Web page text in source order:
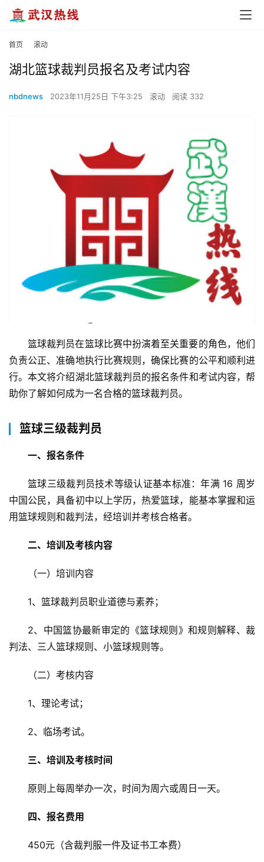
首页 滚动
湖北篮球裁判员报名及考试内容
nbdnews 2023年11月25日 下午3:25 滚动 阅读 332
篮球裁判员在篮球比赛中扮演着至关重要的角色，他们
负责公正、准确地执行比赛规则，确保比赛的公平和顺利进
行。本文将介绍湖北篮球裁判员的报名条件和考试内容，帮
助你了解如何成为一名合格的篮球裁判员。
篮球三级裁判员
一、报名条件
篮球三级裁判员技术等级认证基本标准：年满 16 周岁
中国公民，具备初中以上学历，热爱篮球，能基本掌握和运
用篮球规则和裁判法，经培训并考核合格者。
二、培训及考核内容
（一）培训内容
1、篮球裁判员职业道德与素养；
2、中国篮协最新审定的《篮球规则》和规则解释、裁
判法、三人篮球规则、小篮球规则等。
（二）考核内容
1、理论考试；
2、临场考试。
三、培训及考核时间
原则上每周举办一次，时间为周六或周日一天。
四、报名费用
450元（含裁判服一件及证书工本费）